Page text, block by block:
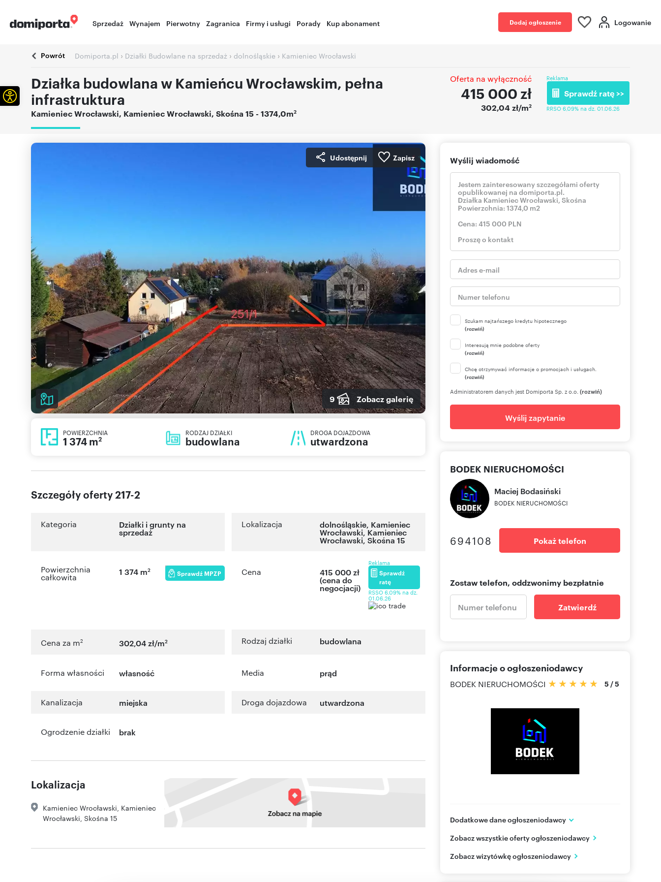
Sprzedaż Wynajem Pierwotny Zagranica Firmy i usługi Porady Kup abonament Dodaj ogłoszenie Logowanie
Powrót Domiporta.pl › Działki Budowlane na sprzedaż › dolnośląskie › Kamieniec Wrocławski
Działka budowlana w Kamieńcu Wrocławskim, pełna
infrastruktura
Kamieniec Wrocławski, Kamieniec Wrocławski, Skośna 15 - 1374,0m2
Oferta na wyłączność
415 000 zł
302,04 zł/m2
Reklama
Sprawdź ratę >>
RRSO 6,09% na dz. 01.06.26
Udostępnij Zapisz
9 Zobacz galerię
POWIERZCHNIA
1 374 m2
RODZAJ DZIAŁKI
budowlana
DROGA DOJAZDOWA
utwardzona
Szczegóły oferty 217-2
Kategoria Działki i grunty na
sprzedaż
Lokalizacja dolnośląskie, Kamieniec
Wrocławski,Kamieniec
Wrocławski,Skośna 15
Powierzchnia
całkowita
1 374 m2 Sprawdź MPZP Cena 415 000 zł
(cena do
negocjacji)
Reklama
Sprawdź
ratę
RSSO 6,09% na dz.
01.06.26
Cena za m2 302,04 zł/m2 Rodzaj działki budowlana
Forma własności własność Media prąd
Kanalizacja miejska Droga dojazdowa utwardzona
Ogrodzenie działki brak
Lokalizacja
Kamieniec Wrocławski Kamieniec
Wrocławski Skośna 15
Wyślij wiadomość
Szukam najtańszego kredytu hipotecznego
(rozwiń)
Interesują mnie podobne oferty
(rozwiń)
Chcę otrzymywać informacje o promocjach i usługach.
(rozwiń)
Administratorem danych jest Domiporta Sp. z o.o. (rozwiń)
Wyślij zapytanie
BODEK NIERUCHOMOŚCI
Maciej Bodasiński
BODEK NIERUCHOMOŚCI
694108 Pokaż telefon
Zostaw telefon, oddzwonimy bezpłatnie
Zatwierdź
Informacje o ogłoszeniodawcy
BODEK NIERUCHOMOŚCI 5 /5
Dodatkowe dane ogłoszeniodawcy
Dobrzykowice
PL
Zobacz wszystkie oferty ogłoszeniodawcy
Zobacz wizytówkę ogłoszeniodawcy
Otwórz pasek narzędzi